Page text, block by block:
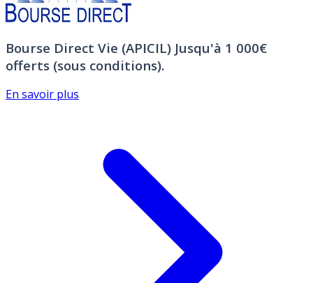
Bourse Direct Vie (APICIL) Jusqu'à 1 000€
offerts (sous conditions).
En savoir plus